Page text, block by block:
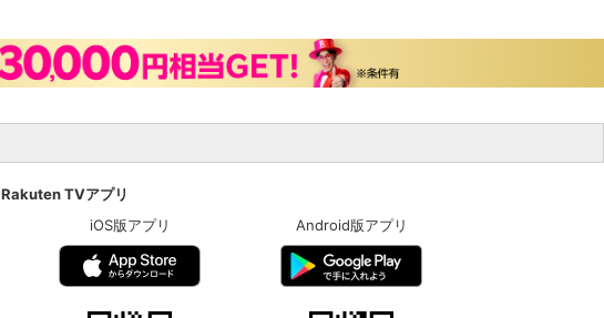
Rakuten TVアプリ
iOS版アプリ
Android版アプリ